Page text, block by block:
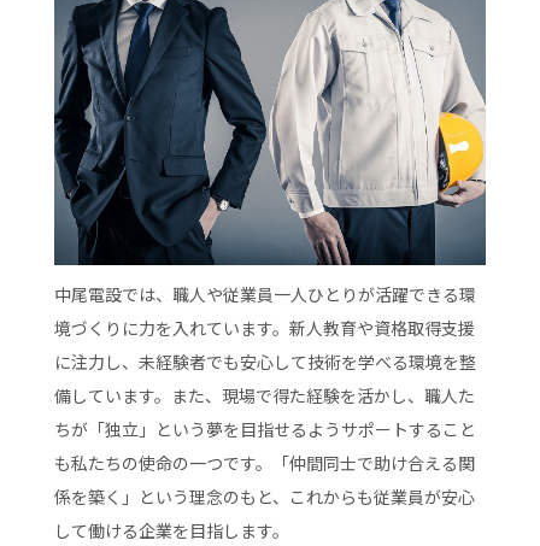
中尾電設では、職人や従業員一人ひとりが活躍できる環
境づくりに力を入れています。新人教育や資格取得支援
に注力し、未経験者でも安心して技術を学べる環境を整
備しています。また、現場で得た経験を活かし、職人た
ちが「独立」という夢を目指せるようサポートすること
も私たちの使命の一つです。「仲間同士で助け合える関
係を築く」という理念のもと、これからも従業員が安心
して働ける企業を目指します。